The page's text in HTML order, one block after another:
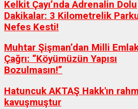
Kelkit Çayı’nda Adrenalin Dolu
Dakikalar: 3 Kilometrelik
Nefes Kesti!
Muhtar Şişman’dan Milli
Çağrı: “Köyümüzün Yapısı
Bozulmasın!”
Hatuncuk AKTAŞ Hakk'ın
kavuşmuştur